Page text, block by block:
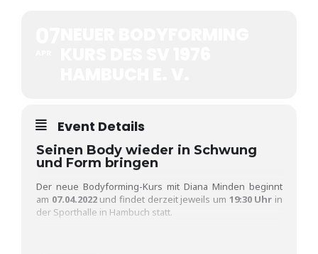
Event Details
Seinen Body wieder in Schwung
und Form bringen
Der neue Bodyforming-Kurs mit Diana Minden beginnt
am 07.04.2022und findet derzeit jeweils um 19:30 Uhr in
der Sporthalle in Hambuch statt.